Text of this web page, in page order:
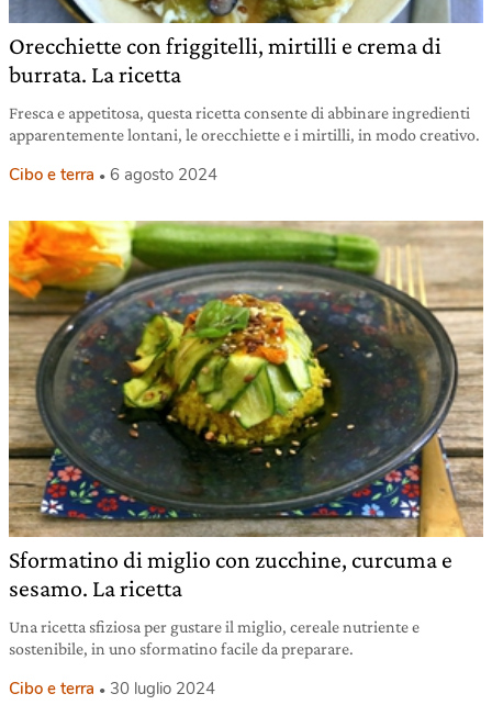
Orecchiette con friggitelli, mirtilli e crema di
burrata. La ricetta
Fresca e appetitosa, questa ricetta consente di abbinare ingredienti
apparentemente lontani, le orecchiette e i mirtilli, in modo creativo.
Cibo e terra 6 agosto 2024
Sformatino di miglio con zucchine, curcuma e
sesamo. La ricetta
Una ricetta sfiziosa per gustare il miglio, cereale nutriente e
sostenibile, in uno sformatino facile da preparare.
Cibo e terra 30 luglio 2024